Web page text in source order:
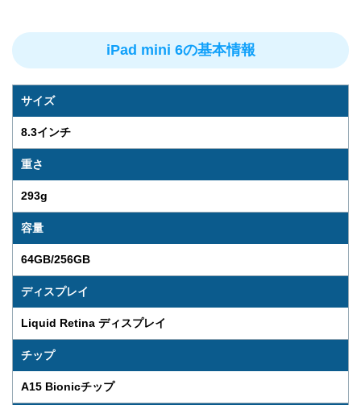
iPad mini 6の基本情報
サイズ
8.3インチ
重さ
293g
容量
64GB/256GB
ディスプレイ
Liquid Retina ディスプレイ
チップ
A15 Bionicチップ